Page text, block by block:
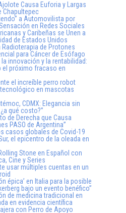
Causa Euforia y Largas
Chapultepec
a Automovilista por
en Redes Sociales
y Caribeñas se Unen a
de Estados Unidos
Radioterapia de Protones
para Cáncer de Esófago
la innovación y la rentabilidad:
el próximo fracaso en
el increíble perro robot
tecnológico en mascotas
CDMX: Elegancia sin
qué costo?”
de Derecha que Causa
PASO de Argentina”
casos globales de Covid-19
el epicentro de la oleada en
Stone en Español con
Cine y Series
usar múltiples cuentas en un
épica’ en Italia para la posible
bajo un evento benéfico”
de medicina tradicional en
en evidencia científica
con Perro de Apoyo